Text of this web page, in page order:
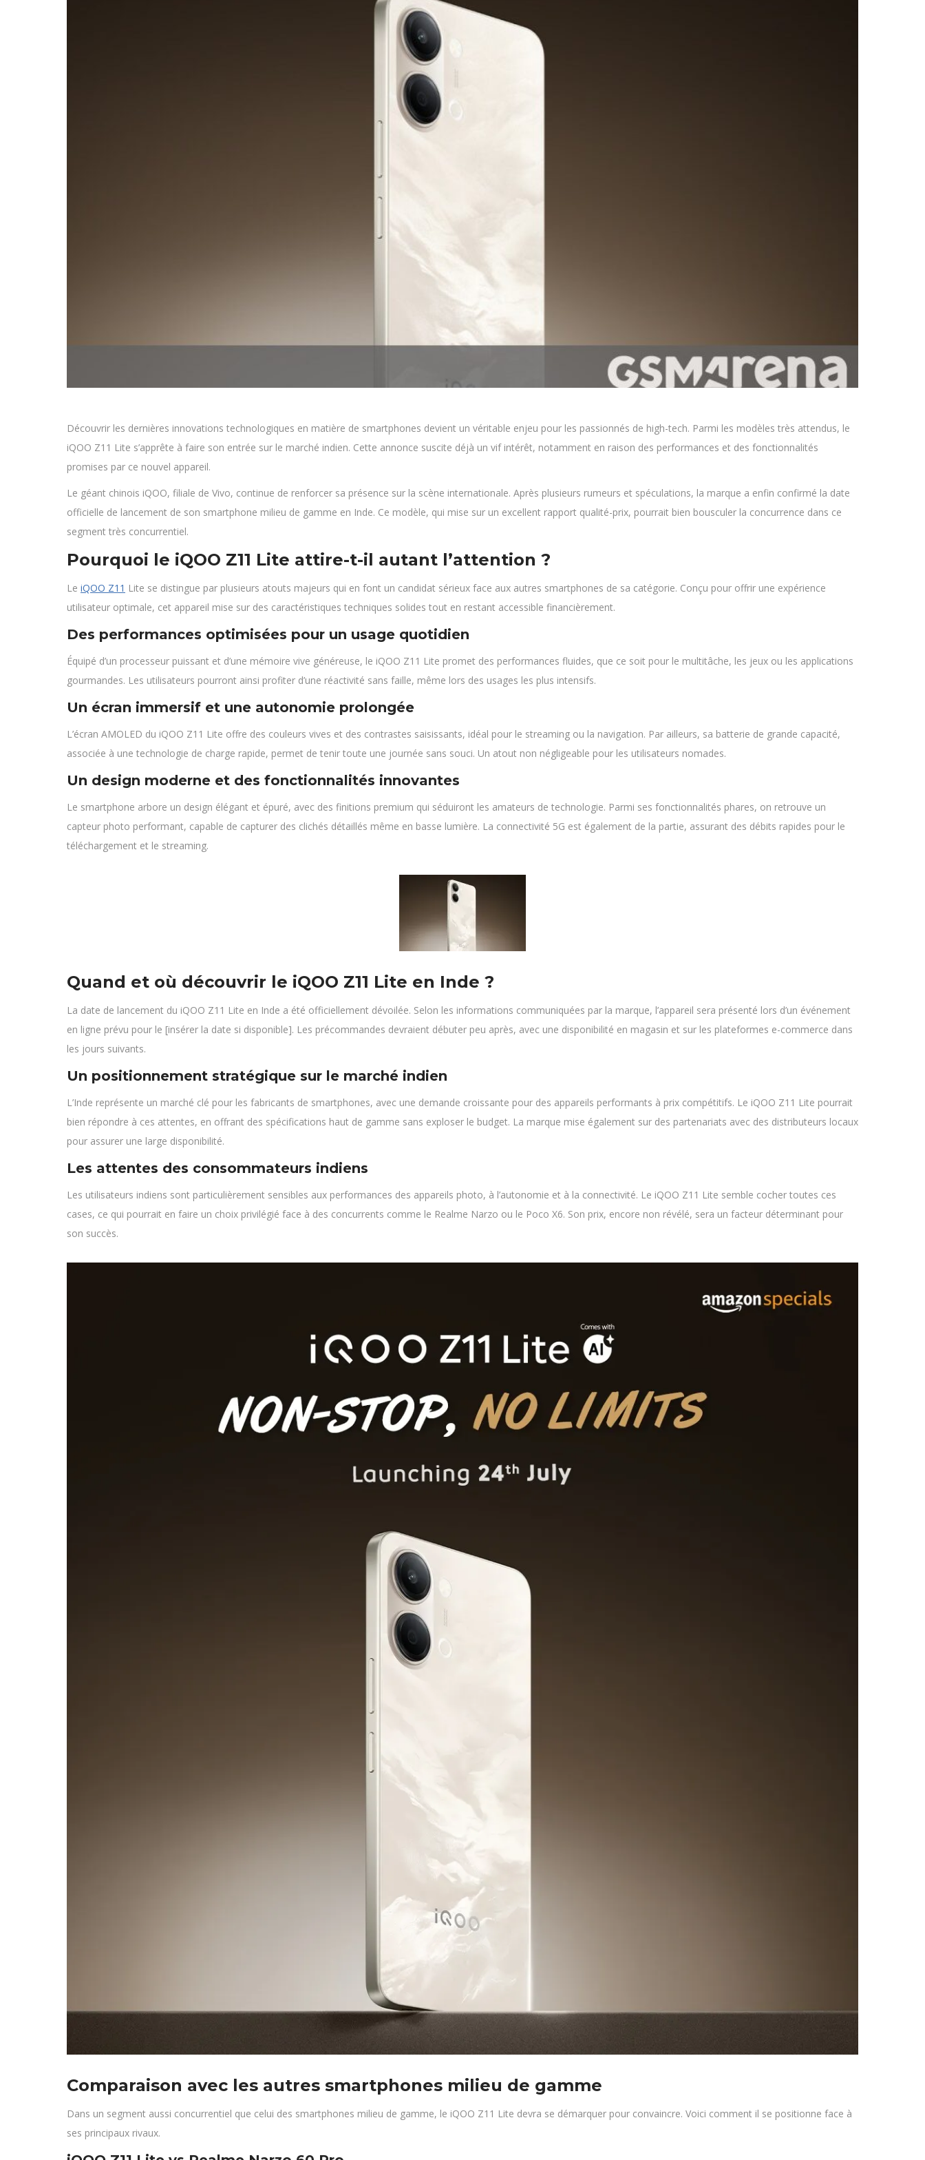
Découvrir les dernières innovations technologiques en matière de smartphones devient un véritable enjeu pour les passionnés de high-tech. Parmi les modèles très attendus, le
iQOO Z11 Lite s’apprête à faire son entrée sur le marché indien. Cette annonce suscite déjà un vif intérêt, notamment en raison des performances et des fonctionnalités
promises par ce nouvel appareil.
Le géant chinois iQOO, filiale de Vivo, continue de renforcer sa présence sur la scène internationale. Après plusieurs rumeurs et spéculations, la marque a enfin confirmé la date
officielle de lancement de son smartphone milieu de gamme en Inde. Ce modèle, qui mise sur un excellent rapport qualité-prix, pourrait bien bousculer la concurrence dans ce
segment très concurrentiel.
Pourquoi le iQOO Z11 Lite attire-t-il autant l’attention ?
Le iQOO Z11 Lite se distingue par plusieurs atouts majeurs qui en font un candidat sérieux face aux autres smartphones de sa catégorie. Conçu pour offrir une expérience
utilisateur optimale, cet appareil mise sur des caractéristiques techniques solides tout en restant accessible financièrement.
Des performances optimisées pour un usage quotidien
Équipé d’un processeur puissant et d’une mémoire vive généreuse, le iQOO Z11 Lite promet des performances fluides, que ce soit pour le multitâche, les jeux ou les applications
gourmandes. Les utilisateurs pourront ainsi profiter d’une réactivité sans faille, même lors des usages les plus intensifs.
Un écran immersif et une autonomie prolongée
L’écran AMOLED du iQOO Z11 Lite offre des couleurs vives et des contrastes saisissants, idéal pour le streaming ou la navigation. Par ailleurs, sa batterie de grande capacité,
associée à une technologie de charge rapide, permet de tenir toute une journée sans souci. Un atout non négligeable pour les utilisateurs nomades.
Un design moderne et des fonctionnalités innovantes
Le smartphone arbore un design élégant et épuré, avec des finitions premium qui séduiront les amateurs de technologie. Parmi ses fonctionnalités phares, on retrouve un
capteur photo performant, capable de capturer des clichés détaillés même en basse lumière. La connectivité 5G est également de la partie, assurant des débits rapides pour le
téléchargement et le streaming.
Quand et où découvrir le iQOO Z11 Lite en Inde ?
La date de lancement du iQOO Z11 Lite en Inde a été officiellement dévoilée. Selon les informations communiquées par la marque, l’appareil sera présenté lors d’un événement
en ligne prévu pour le [insérer la date si disponible]. Les précommandes devraient débuter peu après, avec une disponibilité en magasin et sur les plateformes e-commerce dans
les jours suivants.
Un positionnement stratégique sur le marché indien
L’Inde représente un marché clé pour les fabricants de smartphones, avec une demande croissante pour des appareils performants à prix compétitifs. Le iQOO Z11 Lite pourrait
bien répondre à ces attentes, en offrant des spécifications haut de gamme sans exploser le budget. La marque mise également sur des partenariats avec des distributeurs locaux
pour assurer une large disponibilité.
Les attentes des consommateurs indiens
Les utilisateurs indiens sont particulièrement sensibles aux performances des appareils photo, à l’autonomie et à la connectivité. Le iQOO Z11 Lite semble cocher toutes ces
cases, ce qui pourrait en faire un choix privilégié face à des concurrents comme le Realme Narzo ou le Poco X6. Son prix, encore non révélé, sera un facteur déterminant pour
son succès.
Comparaison avec les autres smartphones milieu de gamme
Dans un segment aussi concurrentiel que celui des smartphones milieu de gamme, le iQOO Z11 Lite devra se démarquer pour convaincre. Voici comment il se positionne face à
ses principaux rivaux.